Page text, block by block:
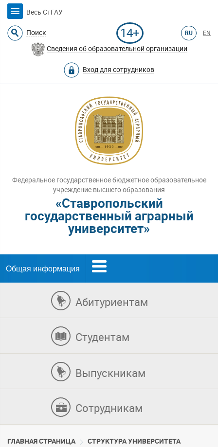
Весь СтГАУ
Поиск 14+ RU EN
Сведения об образовательной организации
Вход для сотрудников
Федеральное государственное бюджетное образовательное
учреждение высшего образования
«Ставропольский
государственный аграрный
университет»
Общая информация
Абитуриентам
Студентам
Выпускникам
Сотрудникам
ГЛАВНАЯ СТРАНИЦА CТРУКТУРА УНИВЕРСИТЕТА